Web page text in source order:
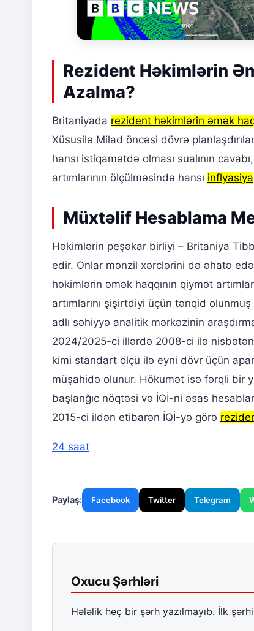
Rezident Həkimlərin
Azalma?
Britaniyada rezident həkimlərin əmək
Xüsusilə Milad öncəsi dövrə
hansı istiqamətdə olması sualının
artımlarının ölçülməsində hansı inflyasiya
Müxtəlif Hesablama
Həkimlərin peşəkar birliyi – Britaniya
edir. Onlar mənzil xərclərini də əhatə
həkimlərin əmək haqqının qiymət
artımlarını şişirtdiyi üçün tənqid
adlı səhiyyə analitik mərkəzinin
2024/2025-ci illərdə 2008-ci ilə
kimi standart ölçü ilə eyni dövr üçün
müşahidə olunur. Hökumət isə fərqli bir
başlanğıc nöqtəsi və İQİ-ni əsas
2015-ci ildən etibarən İQİ-yə görə
24 saat
Paylaş: Facebook Twitter Telegram
Oxucu Şərhləri
Hələlik heç bir şərh yazılmayıb. İlk